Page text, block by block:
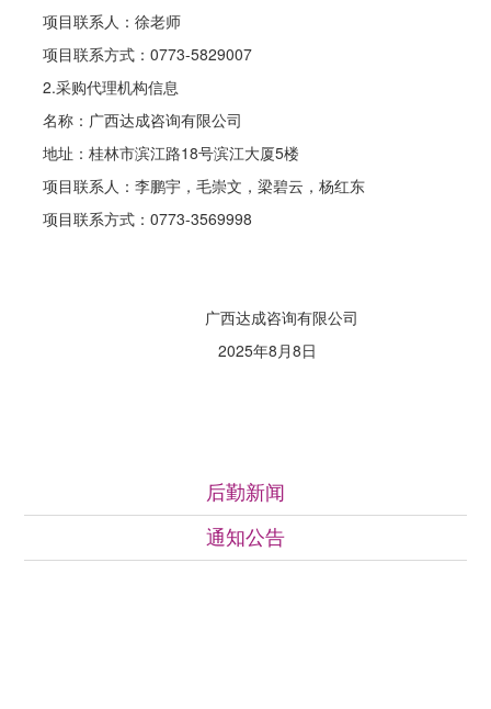
项目联系人：徐老师
项目联系方式：0773-5829007
2.采购代理机构信息
名称：广西达成咨询有限公司
地址：桂林市滨江路18号滨江大厦5楼
项目联系人：李鹏宇，毛崇文，梁碧云，杨红东
项目联系方式：0773-3569998
广西达成咨询有限公司
2025年8月8日
后勤新闻
通知公告